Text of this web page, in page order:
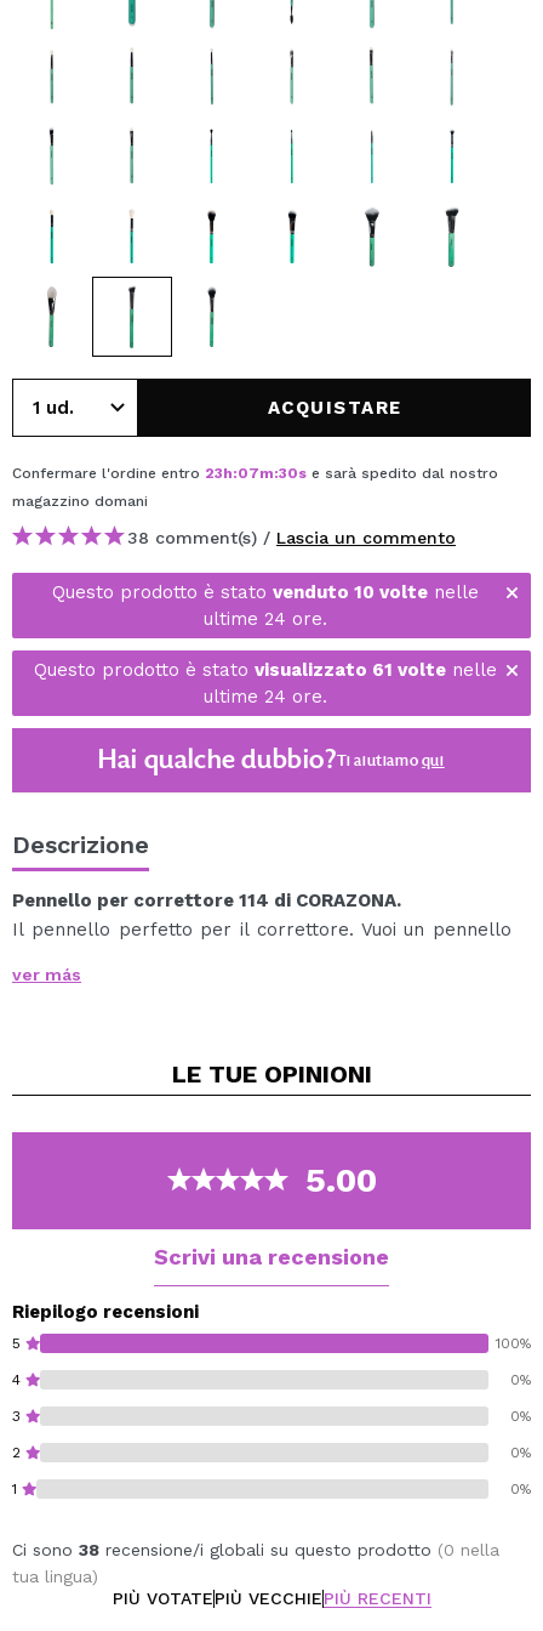
ACQUISTARE
Confermare l'ordine entro 23h:07m:30s e sarà spedito dal nostro
magazzino domani
38 comment(s) / Lascia un commento
Questo prodotto è stato venduto 10 volte nelle
ultime 24 ore.
Questo prodotto è stato visualizzato 61 volte nelle
ultime 24 ore.
Hai qualche dubbio?Ti aiutiamoqui
Descrizione
Pennello per correttore 114 di CORAZONA.
Il pennello perfetto per il correttore. Vuoi un pennello
sfumare rapidamente? Ce l'abbiamo.
correttore integrato nelle occhiaie in modo molto
È tutto ciò che abbiamo chiesto da un pennello come
questo. Non vorrai usarne un altro, promesso.
Suggerimento: prova ad usarlo per applicare il
Vegano.
ver más
LE TUE OPINIONI
5.00
Scrivi una recensione
Riepilogo recensioni
5 100%
4 0%
3 0%
2 0%
1 0%
Ci sono 38 recensione/i globali su questo prodotto (0 nella
tua lingua)
PIÙ VOTATEPIÙ VECCHIEPIÙ RECENTI